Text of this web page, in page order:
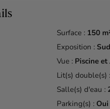
Surface : 150
Exposition :
Vue : Piscine et
Lit(s) double(s) :
Salle(s) d'eau :
Parking(s) : Oui